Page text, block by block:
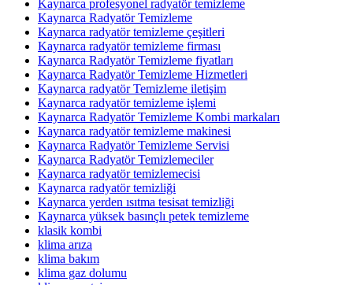
Kaynarca profesyonel radyatör temizleme
Kaynarca Radyatör Temizleme
Kaynarca radyatör temizleme çeşitleri
Kaynarca radyatör temizleme firması
Kaynarca Radyatör Temizleme fiyatları
Kaynarca Radyatör Temizleme Hizmetleri
Kaynarca radyatör Temizleme iletişim
Kaynarca radyatör temizleme işlemi
Kaynarca Radyatör Temizleme Kombi markaları
Kaynarca radyatör temizleme makinesi
Kaynarca Radyatör Temizleme Servisi
Kaynarca Radyatör Temizlemeciler
Kaynarca radyatör temizlemecisi
Kaynarca radyatör temizliği
Kaynarca yerden ısıtma tesisat temizliği
Kaynarca yüksek basınçlı petek temizleme
klasik kombi
klima arıza
klima bakım
klima gaz dolumu